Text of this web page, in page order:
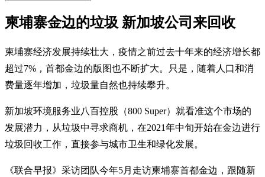
柬埔寨金边的垃圾 新加坡公司来回收
柬埔寨经济发展持续壮大，疫情之前过去十年来的经济增长都
超过7%，首都金边的版图也不断扩大。只是，随着人口和消
费量逐年增加，垃圾量自然也持续攀升。
新加坡环境服务业八百控股（800 Super）就看准这个市场的
发展潜力，从垃圾中寻求商机，在2021年中旬开始在金边进行
垃圾回收工作，直接参与城市卫生和绿化发展。
《联合早报》采访团队今年5月走访柬埔寨首都金边，跟随新